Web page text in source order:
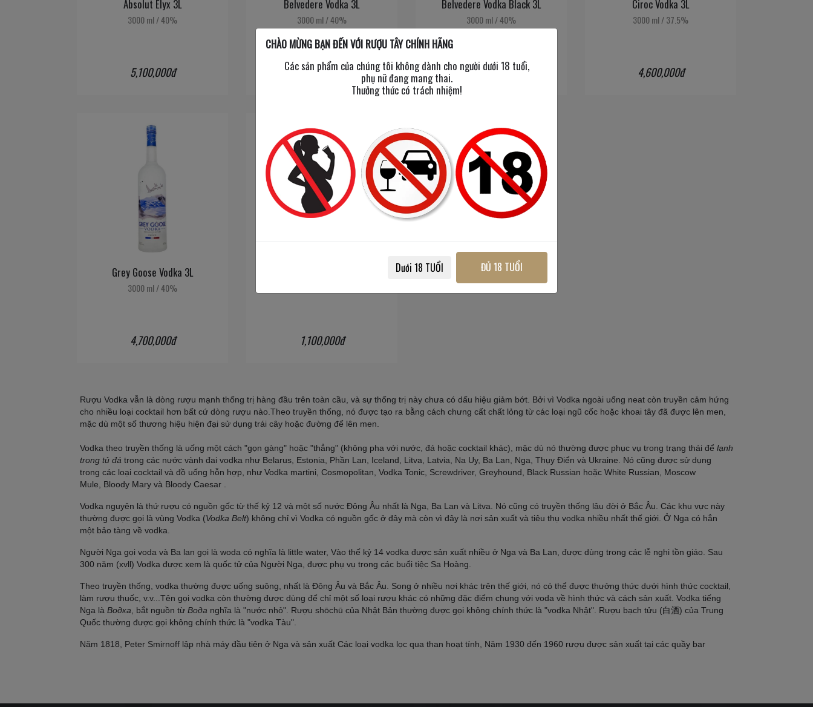
Absolut Elyx 3L
3000 ml/40%
5,100,000đ
Belvedere Vodka 3L
3000 ml/40%
4,400,000đ
Belvedere Vodka Black 3L
3000 ml/40%
4,700,000đ
Ciroc Vodka 3L
3000 ml/37.5%
4,600,000đ
Grey Goose Vodka 3L
3000 ml/40%
4,700,000đ 1,100,000đ
Rượu Vodka vẫn là dòng rượu mạnh thống trị hàng đầu trên toàn cầu, và sự thống trị này chưa có dấu hiệu giảm bớt. Bởi vì Vodka ngoài uống neat còn truyền cảm hứng
cho nhiều loại cocktail hơn bất cứ dòng rượu nào.Theo truyền thống, nó được tạo ra bằng cách chưng cất chất lỏng từ các loại ngũ cốc hoặc khoai tây đã được lên men,
mặc dù một số thương hiệu hiện đại sử dụng trái cây hoặc đường để lên men.
Vodka theo truyền thống là uống một cách "gọn gàng" hoặc "thẳng" (không pha với nước, đá hoặc cocktail khác), mặc dù nó thường được phục vụ trong trạng thái để lạnh
trong tủ đá trong các nước vành đai vodka như Belarus, Estonia, Phần Lan, Iceland, Litva, Latvia, Na Uy, Ba Lan, Nga, Thụy Điển và Ukraine. Nó cũng được sử dụng
trong các loại cocktail và đồ uống hỗn hợp, như Vodka martini, Cosmopolitan, Vodka Tonic, Screwdriver, Greyhound, Black Russian hoặc White Russian, Moscow
Mule, Bloody Mary và Bloody Caesar .
Vodka nguyên là thứ rượu có nguồn gốc từ thế kỷ 12 và một số nước Đông Âu nhất là Nga, Ba Lan và Litva. Nó cũng có truyền thống lâu đời ở Bắc Âu. Các khu vực này
thường được gọi là vùng Vodka (Vodka Belt) không chỉ vì Vodka có nguồn gốc ở đây mà còn vì đây là nơi sản xuất và tiêu thụ vodka nhiều nhất thế giới. Ở Nga có hẳn
một bảo tàng về vodka.
Người Nga gọi voda và Ba lan gọi là woda có nghĩa là little water, Vào thế kỷ 14 vodka được sản xuất nhiều ở Nga và Ba Lan, được dùng trong các lễ nghi tồn giáo. Sau
300 năm (xvll) Vodka được xem là quốc tử của Người Nga, được phụ vụ trong các buổi tiệc Sa Hoàng.
Theo truyền thống, vodka thường được uống suông, nhất là Đông Âu và Bắc Âu. Song ở nhiều nơi khác trên thế giới, nó có thể được thưởng thức dưới hình thức cocktail,
làm rượu thuốc, v.v...Tên gọi vodka còn thường được dùng để chỉ một số loại rượu khác có những đặc điểm chung với voda về hình thức và cách sản xuất. Vodka tiếng
Nga là Водка , bắt nguồn từ Вода nghĩa là "nước nhỏ". Rượu shōchū của Nhật Bản thường được gọi không chính thức là "vodka Nhật". Rượu bạch tửu (白酒) của Trung
Quốc thường được gọi không chính thức là "vodka Tàu".
Năm 1818, Peter Smirnoff lập nhà máy đầu tiên ở Nga và sản xuất Các loại vodka lọc qua than hoạt tính, Năm 1930 đến 1960 rượu được sản xuất tại các quầy bar
CHÀO MỪNG BẠN ĐẾN VỚI RƯỢU TÂY CHÍNH HÃNG
Các sản phẩm của chúng tôi không dành cho người dưới 18 tuổi,
phụ nữ đang mang thai.
Thưởng thức có trách nhiệm!
Dưới 18 TUỔI ĐỦ 18 TUỔI